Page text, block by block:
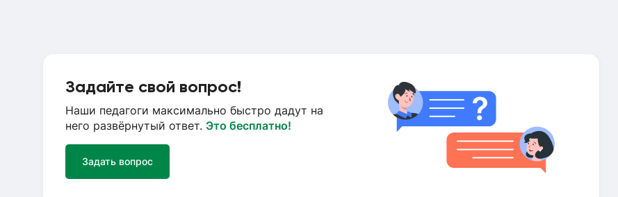
Задайте свой вопрос!
Наши педагоги максимально быстро дадут на
него развёрнутый ответ. Это бесплатно!
Задать вопрос